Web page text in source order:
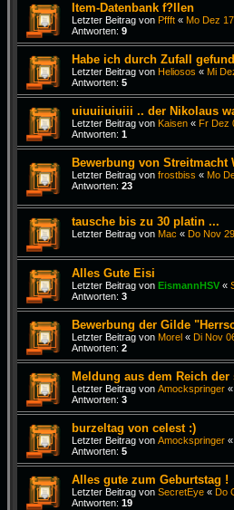
Item-Datenbank f?llen
Letzter Beitrag von Pffft « Mo Dez
Antworten: 9
Habe ich durch Zufall
Letzter Beitrag von Heliosos « Mi
Antworten: 5
uiuuiiuiuiii .. der Nikolaus
Letzter Beitrag von Kaisen « Fr Dez
Antworten: 1
Bewerbung von Streitmacht
Letzter Beitrag von frostbiss « Mo
Antworten: 23
tausche bis zu 30 platin ...
Letzter Beitrag von Mac « Do Nov
Alles Gute Eisi
Letzter Beitrag von EismannHSV «
Antworten: 3
Bewerbung der Gilde
Letzter Beitrag von Morel « Di Nov
Antworten: 2
Meldung aus dem Reich
Letzter Beitrag von Amockspringer «
Antworten: 3
burzeltag von celest :)
Letzter Beitrag von Amockspringer «
Antworten: 5
Alles gute zum Geburtstag !
Letzter Beitrag von SecretEye « Do
Antworten: 19